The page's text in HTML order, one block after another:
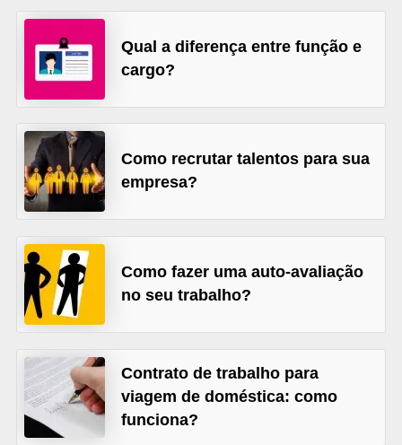
Qual a diferença entre função e
cargo?
Como recrutar talentos para sua
empresa?
Como fazer uma auto-avaliação
no seu trabalho?
Contrato de trabalho para
viagem de doméstica: como
funciona?
B
i
o
m
e
t
r
a
C
o
n
c
u
r